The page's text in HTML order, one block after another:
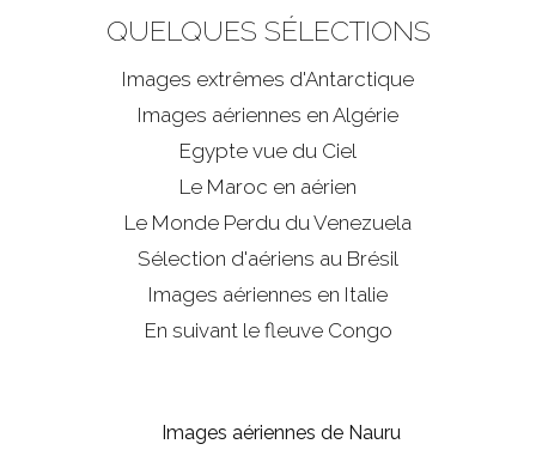
QUELQUES SÉLECTIONS
Images extrêmes d'Antarctique
Images aériennes en Algérie
Egypte vue du Ciel
Le Maroc en aérien
Le Monde Perdu du Venezuela
Sélection d'aériens au Brésil
Images aériennes en Italie
En suivant le fleuve Congo
Images aériennes de Nauru